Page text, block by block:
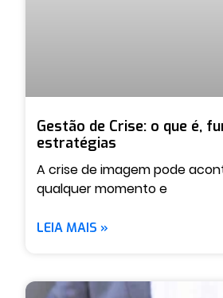
Gestão de Crise: o que é,
estratégias
A crise de imagem pode
qualquer momento e
LEIA MAIS »